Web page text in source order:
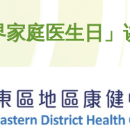
家庭医生日」